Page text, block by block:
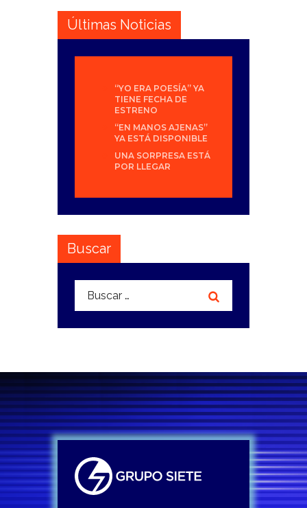
Últimas Noticias
“YO ERA POESÍA” YA
TIENE FECHA DE
ESTRENO
“EN MANOS AJENAS”
YA ESTÁ DISPONIBLE
UNA SORPRESA ESTÁ
POR LLEGAR
Buscar
Buscar: